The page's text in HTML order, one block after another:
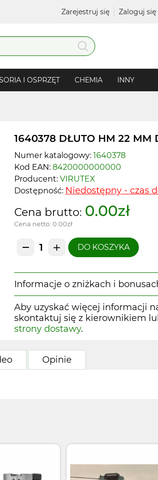
Zarejestruj się Zaloguj się
I OSPRZĘT CHEMIA INNY
1640378 DŁUTO HM 22 MM
Numer katalogowy: 1640378
Kod EAN: 8420000000000
Producent: VIRUTEX
Dostępność: Niedostępny - czas
Cena brutto: 0.00zł
Cena netto: 0.00zł
DO KOSZYKA
Informacje o zniżkach i
Aby uzyskać więcej informacji
skontaktuj się z kierownikiem
strony dostawy.
Opinie